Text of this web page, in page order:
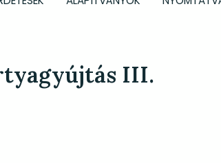
III.